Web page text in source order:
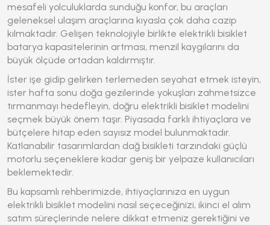
mesafeli yolculuklarda sunduğu konfor, bu araçları
geleneksel ulaşım araçlarına kıyasla çok daha cazip
kılmaktadır. Gelişen teknolojiyle birlikte elektrikli bisiklet
batarya kapasitelerinin artması, menzil kaygılarını da
büyük ölçüde ortadan kaldırmıştır.
İster işe gidip gelirken terlemeden seyahat etmek isteyin,
ister hafta sonu doğa gezilerinde yokuşları zahmetsizce
tırmanmayı hedefleyin, doğru elektrikli bisiklet modelini
seçmek büyük önem taşır. Piyasada farklı ihtiyaçlara ve
bütçelere hitap eden sayısız model bulunmaktadır.
Katlanabilir tasarımlardan dağ bisikleti tarzındaki güçlü
motorlu seçeneklere kadar geniş bir yelpaze kullanıcıları
beklemektedir.
Bu kapsamlı rehberimizde, ihtiyaçlarınıza en uygun
elektrikli bisiklet modelini nasıl seçeceğinizi, ikinci el alım
satım süreçlerinde nelere dikkat etmeniz gerektiğini ve